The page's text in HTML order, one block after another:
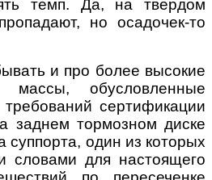
темп. Да, на твердом
но осадочек-то
и про более высокие
массы, обусловленные
сертификации
заднем тормозном диске
суппорта, один из которых
словами для настоящего